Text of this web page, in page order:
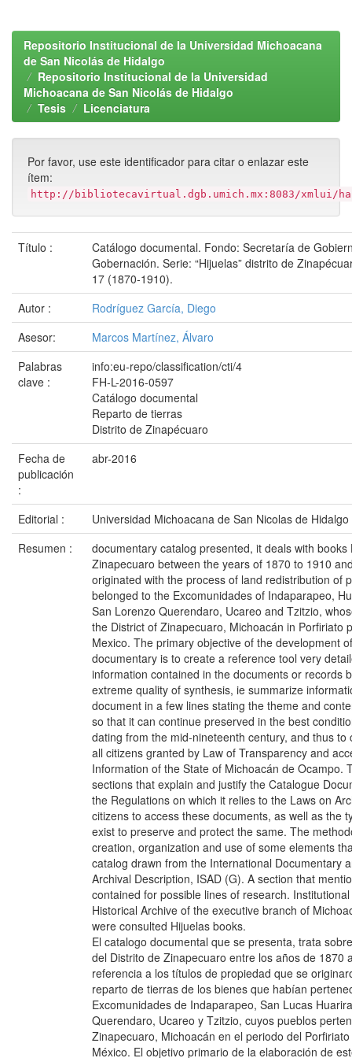
Repositorio Institucional de la Universidad Michoacana
de San Nicolás de Hidalgo
Repositorio Institucional de la Universidad
Michoacana de San Nicolás de Hidalgo
Tesis
Licenciatura
Por favor, use este identificador para citar o enlazar este
ítem:
http://bibliotecavirtual.dgb.umich.mx:8083/xmlui/
Título :
Catálogo documental. Fondo: Secretaría de
Gobernación. Serie: “Hijuelas” distrito de
17 (1870-1910).
Autor :
Rodríguez García, Diego
Asesor:
Marcos Martínez, Álvaro
Palabras
clave :
info:eu-repo/classification/cti/4
FH-L-2016-0597
Catálogo documental
Reparto de tierras
Distrito de Zinapécuaro
Fecha de
publicación
:
abr-2016
Editorial :
Universidad Michoacana de San Nicolas de Hidalgo
Resumen :
documentary catalog presented, it deals with books
Zinapecuaro between the years of 1870 to 1910
originated with the process of land redistribution of
belonged to the Excomunidades of Indaparapeo,
San Lorenzo Querendaro, Ucareo and Tzitzio,
the District of Zinapecuaro, Michoacán in Porfiriato
Mexico. The primary objective of the development
documentary is to create a reference tool very
information contained in the documents or records
extreme quality of synthesis, ie summarize
document in a few lines stating the theme and
so that it can continue preserved in the best
dating from the mid-nineteenth century, and thus
all citizens granted by Law of Transparency and
Information of the State of Michoacán de Ocampo.
sections that explain and justify the Catalogue
the Regulations on which it relies to the Laws on
citizens to access these documents, as well as the
exist to preserve and protect the same. The
creation, organization and use of some elements
catalog drawn from the International Documentary
Archival Description, ISAD (G). A section that
contained for possible lines of research.
Historical Archive of the executive branch of
were consulted Hijuelas books.
El catalogo documental que se presenta, trata
del Distrito de Zinapecuaro entre los años de 1870
referencia a los títulos de propiedad que se
reparto de tierras de los bienes que habían
Excomunidades de Indaparapeo, San Lucas
Querendaro, Ucareo y Tzitzio, cuyos pueblos
Zinapecuaro, Michoacán en el periodo del
México. El objetivo primario de la elaboración de